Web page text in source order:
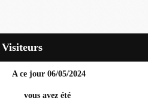
Visiteurs
A ce jour 06/05/2024
vous avez été